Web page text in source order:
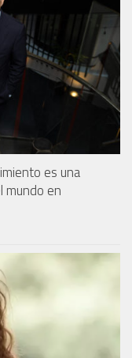
es una
mundo en